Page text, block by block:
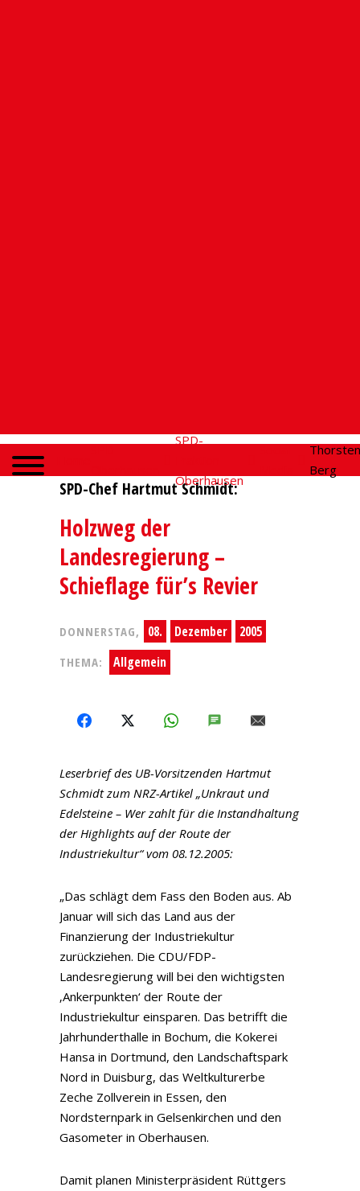
SPD-
Oberhausen
Thorsten
Berg
SPD-Chef Hartmut Schmidt:
Holzweg der
Landesregierung –
Schieflage für’s Revier
DONNERSTAG, 08. Dezember 2005
THEMA: Allgemein
FACEBOOK WHATSAPP
Leserbrief des UB-Vorsitzenden Hartmut
Schmidt zum NRZ-Artikel „Unkraut und
Edelsteine – Wer zahlt für die Instandhaltung
der Highlights auf der Route der
Industriekultur“ vom 08.12.2005:
„Das schlägt dem Fass den Boden aus. Ab
Januar will sich das Land aus der
Finanzierung der Industriekultur
zurückziehen. Die CDU/FDP-
Landesregierung will bei den wichtigsten
‚Ankerpunkten‘ der Route der
Industriekultur einsparen. Das betrifft die
Jahrhunderthalle in Bochum, die Kokerei
Hansa in Dortmund, den Landschaftspark
Nord in Duisburg, das Weltkulturerbe
Zeche Zollverein in Essen, den
Nordsternpark in Gelsenkirchen und den
Gasometer in Oberhausen.
Damit planen Ministerpräsident Rüttgers